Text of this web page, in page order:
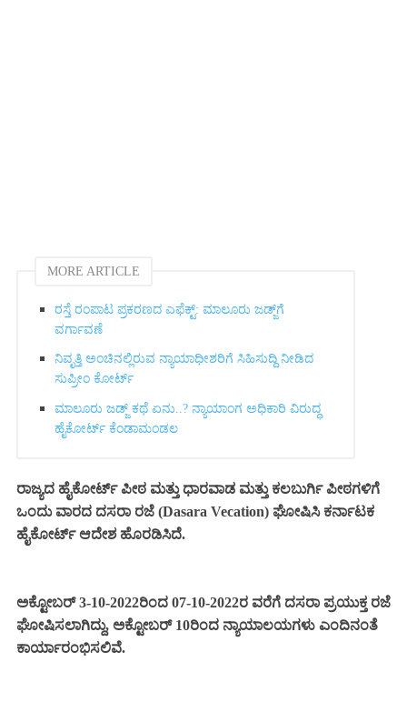
MORE ARTICLE
ರಸ್ತೆ ರಂಪಾಟ ಪ್ರಕರಣದ ಎಫೆಕ್ಟ್‌: ಮಾಲೂರು ಜಡ್ಜ್‌ಗೆ
ವರ್ಗಾವಣೆ
ನಿವೃತ್ತಿ ಅಂಚಿನಲ್ಲಿರುವ ನ್ಯಾಯಾಧೀಶರಿಗೆ ಸಿಹಿಸುದ್ದಿ ನೀಡಿದ
ಸುಪ್ರೀಂ ಕೋರ್ಟ್‌
ಮಾಲೂರು ಜಡ್ಜ್‌ ಕಥೆ ಏನು..? ನ್ಯಾಯಾಂಗ ಅಧಿಕಾರಿ ವಿರುದ್ಧ
ಹೈಕೋರ್ಟ್ ಕೆಂಡಾಮಂಡಲ
ರಾಜ್ಯದ ಹೈಕೋರ್ಟ್ ಪೀಠ ಮತ್ತು ಧಾರವಾಡ ಮತ್ತು ಕಲಬುರ್ಗಿ ಪೀಠಗಳಿಗೆ
ಒಂದು ವಾರದ ದಸರಾ ರಜೆ (Dasara Vecation) ಘೋಷಿಸಿ ಕರ್ನಾಟಕ
ಹೈಕೋರ್ಟ್ ಆದೇಶ ಹೊರಡಿಸಿದೆ.
ಅಕ್ಟೋಬರ್‌ 3-10-2022ರಿಂದ 07-10-2022ರ ವರೆಗೆ ದಸರಾ ಪ್ರಯುಕ್ತ ರಜೆ
ಘೋಷಿಸಲಾಗಿದ್ದು, ಅಕ್ಟೋಬರ್ 10ರಿಂದ ನ್ಯಾಯಾಲಯಗಳು ಎಂದಿನಂತೆ
ಕಾರ್ಯಾರಂಭಿಸಲಿವೆ.